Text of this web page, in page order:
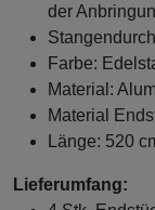
der
Farbe:
Material:
Material
Länge: 520
Lieferumfang: